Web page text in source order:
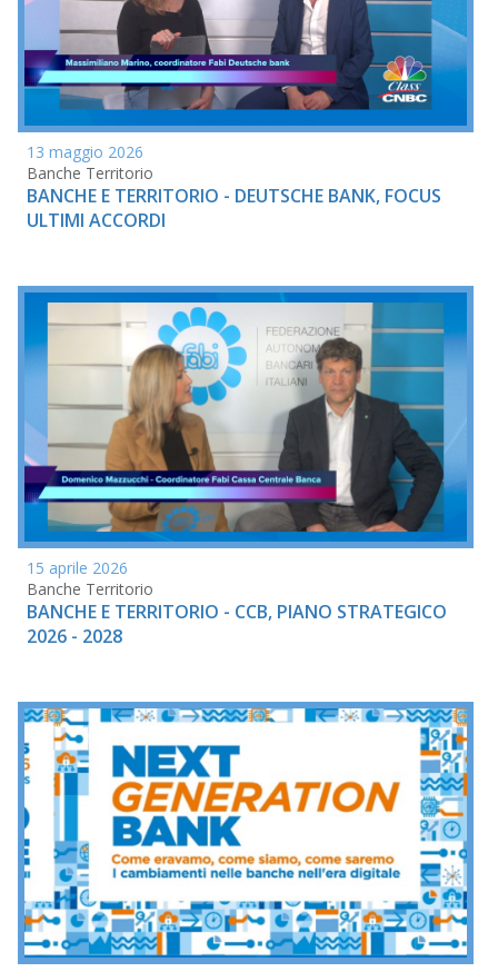
13 maggio 2026
Banche Territorio
BANCHE E TERRITORIO - DEUTSCHE BANK, FOCUS
ULTIMI ACCORDI
15 aprile 2026
Banche Territorio
BANCHE E TERRITORIO - CCB, PIANO STRATEGICO
2026 - 2028